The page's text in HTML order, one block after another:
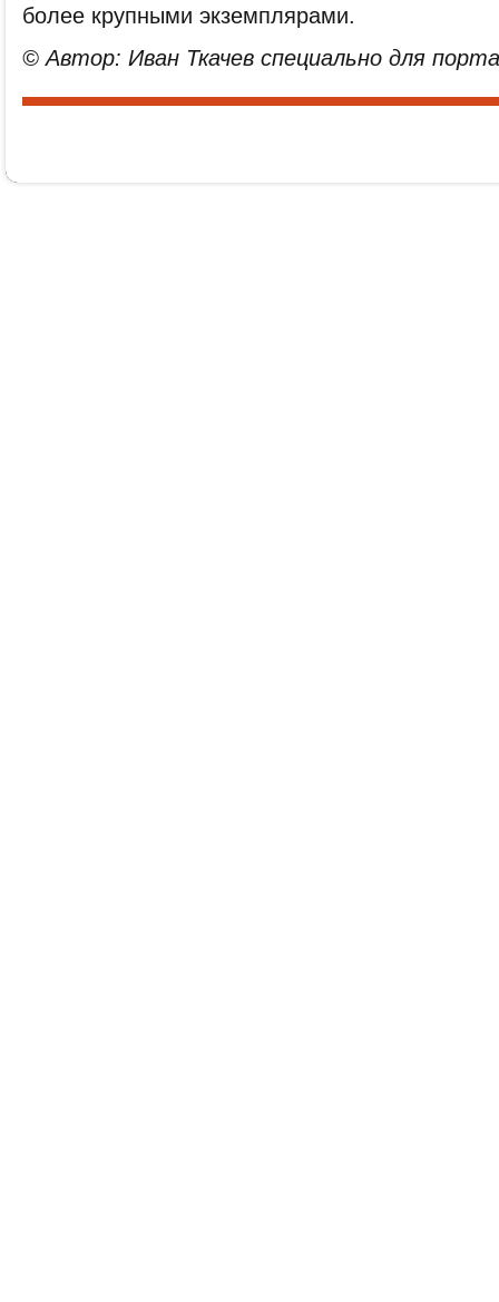
более крупными экземплярами.
© Автор: Иван Ткачев специально для